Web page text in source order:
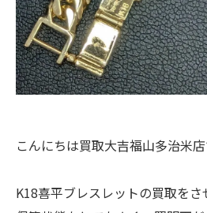
こんにちは買取大吉福山多治米店
K18喜平ブレスレットの買取をさ